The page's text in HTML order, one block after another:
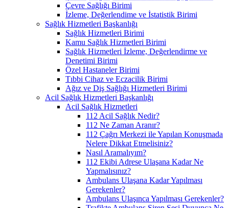
Çevre Sağlığı Birimi
İzleme, Değerlendime ve İstatistik Birimi
Sağlık Hizmetleri Başkanlığı
Sağlık Hizmetleri Birimi
Kamu Sağlık Hizmetleri Birimi
Sağlık Hizmetleri İzleme, Değerlendirme ve
Denetimi Birimi
Özel Hastaneler Birimi
Tıbbi Cihaz ve Eczacilik Birimi
Ağız ve Diş Sağlığı Hizmetleri Birimi
Acil Sağlık Hizmetleri Başkanlığı
Acil Sağlık Hizmetleri
112 Acil Sağlık Nedir?
112 Ne Zaman Aranır?
112 Çağrı Merkezi ile Yapılan Konuşmada
Nelere Dikkat Etmelisiniz?
Nasıl Aramalıyım?
112 Ekibi Adrese Ulaşana Kadar Ne
Yapmalısınız?
Ambulans Ulaşana Kadar Yapılması
Gerekenler?
Ambulans Ulaşınca Yapılması Gerekenler?